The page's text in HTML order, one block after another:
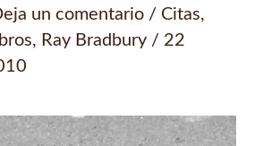
un comentario / Citas,
, Ray Bradbury / 22